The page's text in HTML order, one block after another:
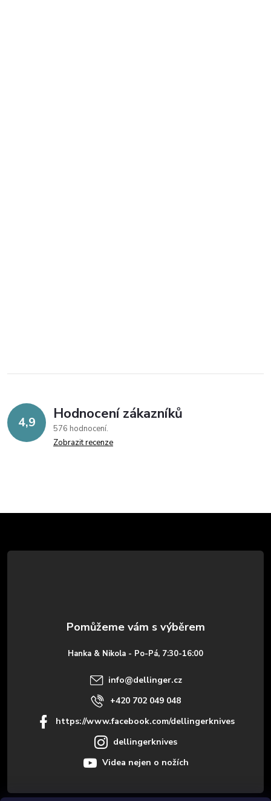
4,9 Hodnocení zákazníků
576 hodnocení
Zobrazit recenze
á
Hanka & Nikola - Po-Pá, 7:30-16:00
info@dellinger.cz
+420 702 049 048
https://www.facebook.com/dellingerknives
dellingerknives
Videa nejen o nožích